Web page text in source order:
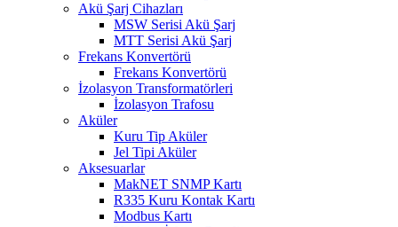
Akü Şarj Cihazları
MSW Serisi Akü Şarj
MTT Serisi Akü Şarj
Frekans Konvertörü
Frekans Konvertörü
İzolasyon Transformatörleri
İzolasyon Trafosu
Aküler
Kuru Tip Aküler
Jel Tipi Aküler
Aksesuarlar
MakNET SNMP Kartı
R335 Kuru Kontak Kartı
Modbus Kartı